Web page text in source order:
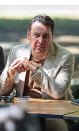
yükseliyor